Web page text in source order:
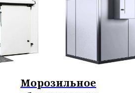
Морозильное